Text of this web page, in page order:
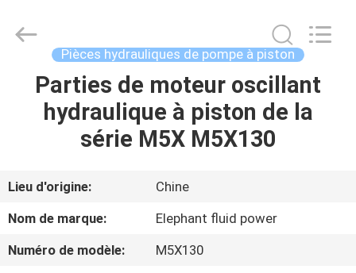
MAISON
PRODUITS
AU
SUJET
DE
Elephant
Fluid
Pièces hydrauliques de pompe à piston
Parties de moteur oscillant
hydraulique à piston de la
série M5X M5X130
Lieu d'origine:
Chine
Nom de marque:
Elephant fluid power
Numéro de modèle:
M5X130